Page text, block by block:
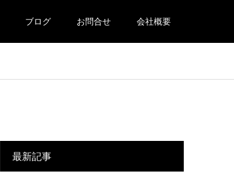
ブログ お問合せ 会社概要
最新記事